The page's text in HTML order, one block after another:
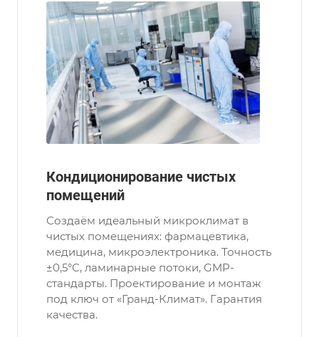
Кондиционирование чистых
помещений
Создаём идеальный микроклимат в
чистых помещениях: фармацевтика,
медицина, микроэлектроника. Точность
±0,5°C, ламинарные потоки, GMP-
стандарты. Проектирование и монтаж
под ключ от «Гранд-Климат». Гарантия
качества.